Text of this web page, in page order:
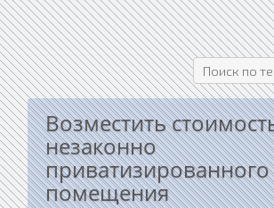
Возместить
незаконно
приватизированного
помещения